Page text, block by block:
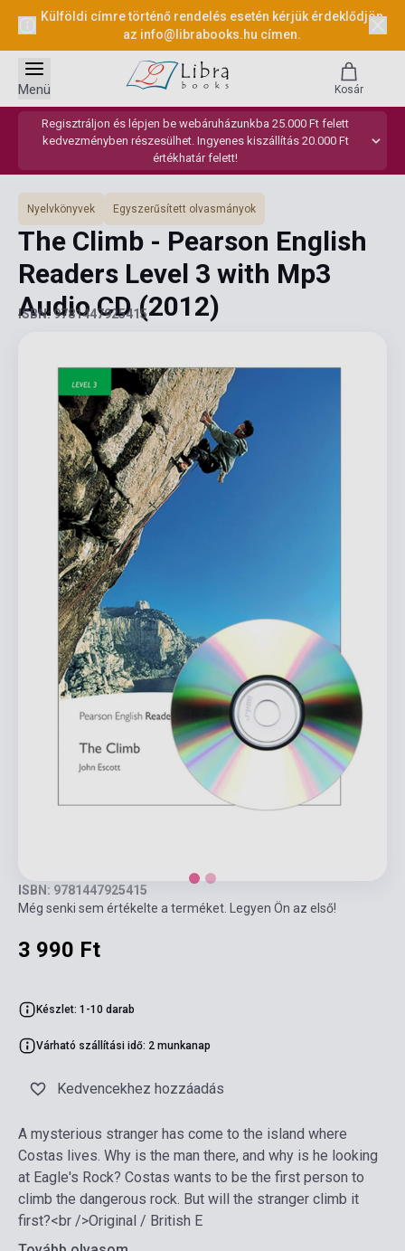
Külföldi címre történő rendelés esetén kérjük érdeklődjön
az info@librabooks.hu címen.
Regisztráljon és lépjen be webáruházunkba 25.000 Ft felett
kedvezményben részesülhet. Ingyenes kiszállítás 20.000 Ft
értékhatár felett!
Menü Kosár
Nyelvkönyvek Egyszerűsített olvasmányok
The Climb - Pearson English
Readers Level 3 with Mp3
Audio CD(2012)
ISBN: 9781447925415
ISBN: 9781447925415
Még senki sem értékelte a terméket. Legyen Ön az első!
3 990 Ft
Készlet: 1-10 darab
Várható szállítási idő: 2 munkanap
Kedvencekhez hozzáadás
A mysterious stranger has come to the island where
Costas lives. Why is the man there, and why is he looking
at Eagle's Rock? Costas wants to be the first person to
climb the dangerous rock. But will the stranger climb it
first?<br />Original / British E